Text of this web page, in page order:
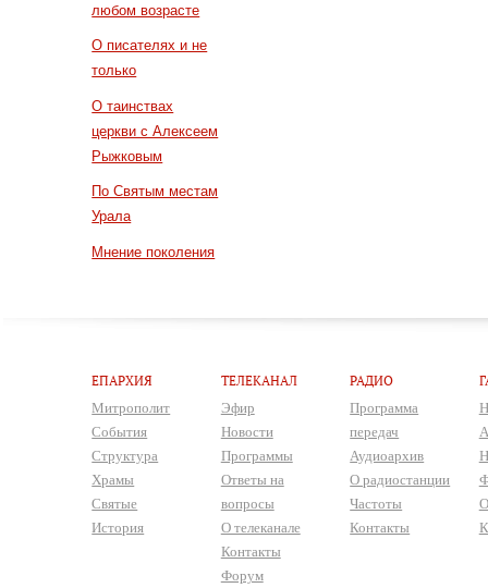
любом возрасте
О писателях и не
только
О таинствах
церкви с Алексеем
Рыжковым
По Святым местам
Урала
Мнение поколения
ЕПАРХИЯ
Митрополит
События
Структура
Храмы
Святые
История
ТЕЛЕКАНАЛ
Эфир
Новости
Программы
Ответы на
вопросы
О телеканале
Контакты
Форум
РАДИО
Программа
передач
Аудиоархив
О радиостанции
Частоты
Контакты